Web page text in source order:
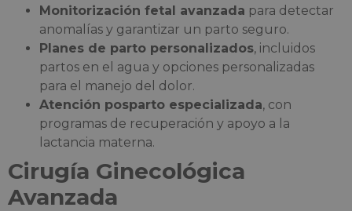
Monitorización fetal avanzada para detectar
anomalías y garantizar un parto seguro.
Planes de parto personalizados, incluidos
partos en el agua y opciones personalizadas
para el manejo del dolor.
Atención posparto especializada, con
programas de recuperación y apoyo a la
lactancia materna.
Cirugía Ginecológica
Avanzada